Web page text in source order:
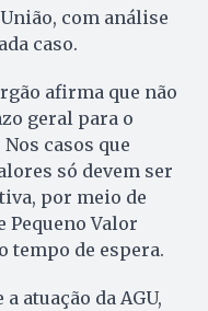
com análise
caso.
afirma que não
geral para o
casos que
só devem ser
por meio de
Pequeno Valor
tempo de espera.
atuação da AGU,